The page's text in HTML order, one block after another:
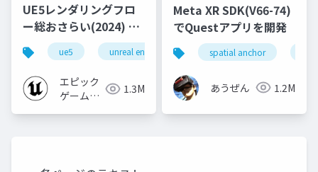
UE5レンダリングフロ
ー総おさらい(2024) 基
礎編！
[CEDEC+KYUSHU
2024]
ue5 unreal engine ue-rendering
エピック
ゲームズ
1.3M
Meta XR SDK(V66-74)
でQuestアプリを開発
spatial anchor
あうぜん 1.2M